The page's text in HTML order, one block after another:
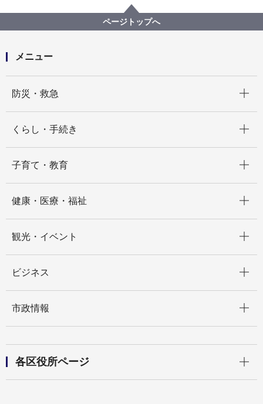
図書館からのおすすめ本
図書館からのおすすめ本 2022＜中学から＞
ページトップへ
メニュー
防災・救急
くらし・手続き
子育て・教育
健康・医療・福祉
観光・イベント
ビジネス
市政情報
各区役所ページ